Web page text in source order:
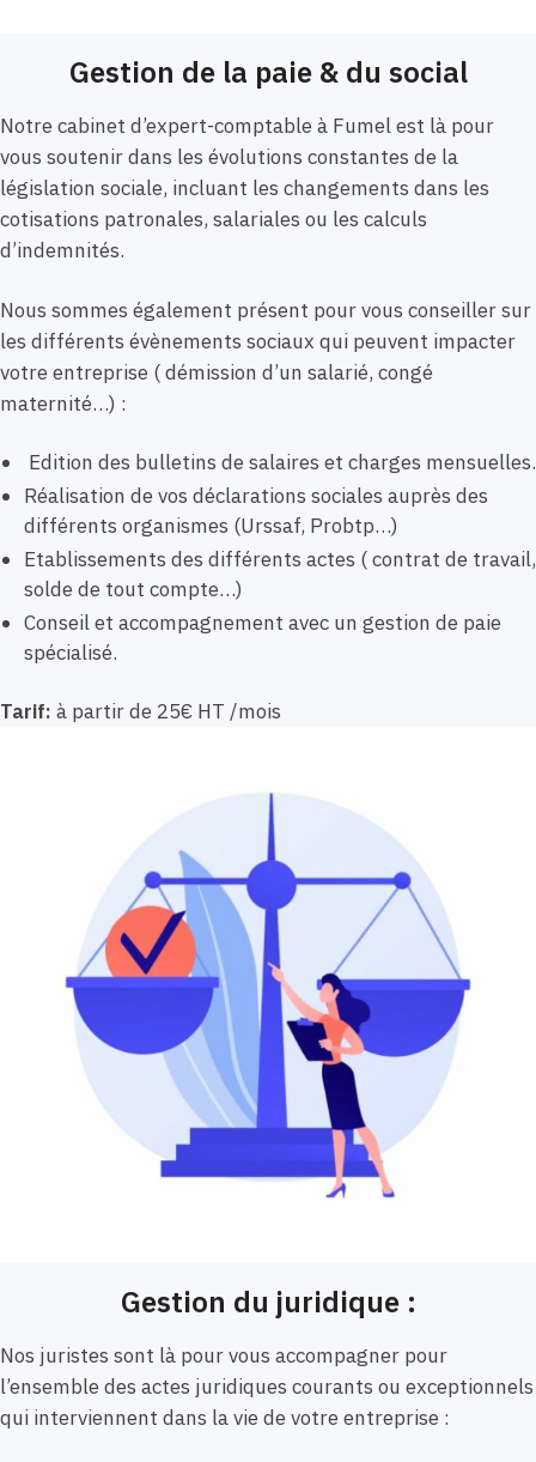
Gestion de la paie & du social
Notre cabinet d’expert-comptable à Fumel est là pour
vous soutenir dans les évolutions constantes de la
législation sociale, incluant les changements dans les
cotisations patronales, salariales ou les calculs
d’indemnités.
Nous sommes également présent pour vous conseiller sur
les différents évènements sociaux qui peuvent impacter
votre entreprise ( démission d’un salarié, congé
maternité…) :
Edition des bulletins de salaires et charges mensuelles.
Réalisation de vos déclarations sociales auprès des
différents organismes (Urssaf, Probtp…)
Etablissements des différents actes ( contrat de travail,
solde de tout compte…)
Conseil et accompagnement avec un gestion de paie
spécialisé.
Tarif: à partir de 25€ HT /mois
Gestion du juridique :
Nos juristes sont là pour vous accompagner pour
l’ensemble des actes juridiques courants ou exceptionnels
qui interviennent dans la vie de votre entreprise :